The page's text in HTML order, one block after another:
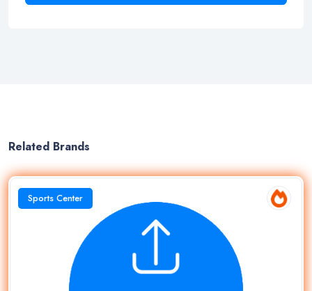
Related Brands
Sports Center